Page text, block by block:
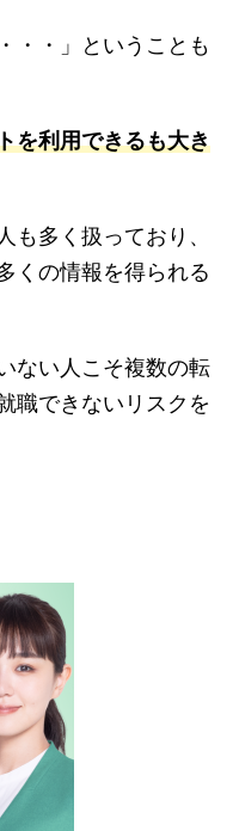
・・」ということも
を利用できるも大き
も多く扱っており、
くの情報を得られる
ない人こそ複数の転
職できないリスクを